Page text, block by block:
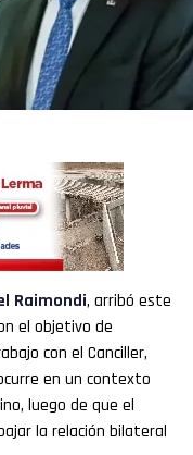
Raimondi, arribó este
el objetivo de
con el Canciller,
en un contexto
luego de que el
la relación bilateral